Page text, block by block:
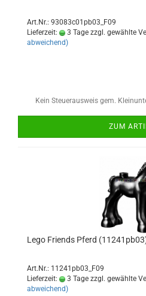
Art.Nr.: 93083c01pb03_F09
Lieferzeit:
3 Tage zzgl. gewählte
abweichend)
Kein Steuerausweis gem.
ZUM
Lego Friends Pferd
Art.Nr.: 11241pb03_F09
Lieferzeit:
3 Tage zzgl. gewählte
abweichend)